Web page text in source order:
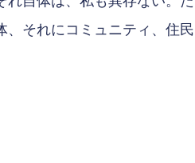
、それにコミュニティ、住民